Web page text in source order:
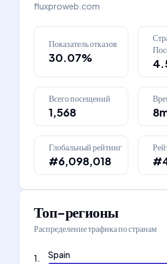
fluxproweb.com
Показатель отказов
30.07%
Всего посещений
1,568
Глобальный рейтинг
#6,098,018
Топ-регионы
Распределение трафика по странам
1. Spain